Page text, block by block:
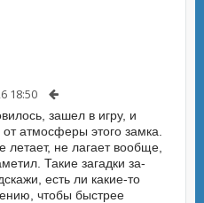
18:50
зашел в игру, и
атмосферы этого замка.
летает, не лагает вообще,
Такие загадки за-
есть ли какие-то
чтобы быстрее